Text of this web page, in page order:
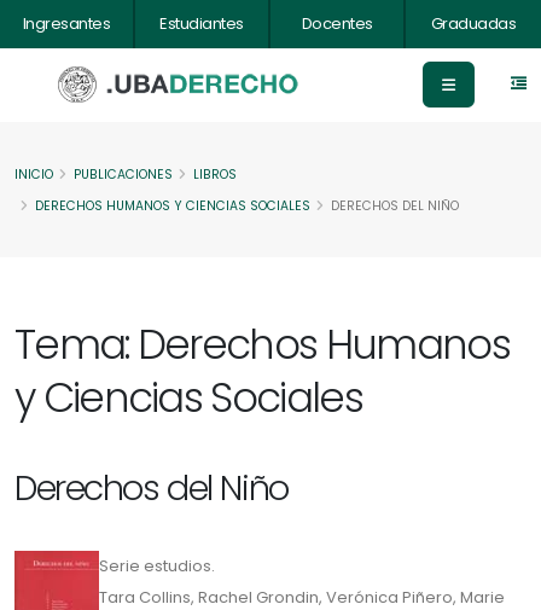
Ingresantes Estudiantes Docentes Graduadas
INICIO PUBLICACIONES
LIBROS
DERECHOS HUMANOS Y CIENCIAS SOCIALES
DERECHOS DEL NIÑO
Tema: Derechos Humanos
y Ciencias Sociales
Derechos del Niño
Serie estudios.
Tara Collins, Rachel Grondin, Verónica Piñero, Marie